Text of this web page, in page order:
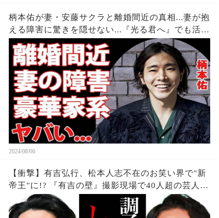
柄本佑が妻・安藤サクラと離婚間近の真相...妻が抱
える障害に驚きを隠せない...『光る君へ』でも活躍
する俳優のヤバすぎる家系に言葉を失う...
2024/08/06
【衝撃】有吉弘行、松本人志不在のお笑い界で"新
帝王"に!? 『有吉の壁』撮影現場で40人超の芸人集
結、吉本タレントも続々"有吉軍団"入り。業界の勢
力図が大きく変化、その実態とは...？